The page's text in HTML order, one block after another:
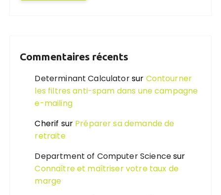
Commentaires récents
Determinant Calculatorsur Contourner
les filtres anti-spam dans une campagne
e-mailing
Cherif sur Préparer sa demande de
retraite
Department of Computer Sciencesur
Connaître et maîtriser votre taux de
marge